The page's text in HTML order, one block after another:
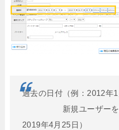
過去の日付（例：2012年
新規ユーザーを除
2019年4月25日）